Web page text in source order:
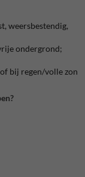
weersbestendig,
ondergrond;
bij regen/volle zon